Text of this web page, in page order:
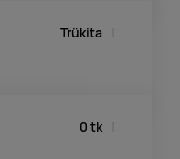
Trükita
0 tk